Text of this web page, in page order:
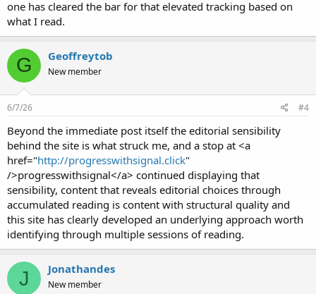
one has cleared the bar for that elevated tracking based on
what I read.
G Geoffreytob
New member
6/7/26 #4
Beyond the immediate post itself the editorial sensibility
behind the site is what struck me, and a stop at <a
href="http://progresswithsignal.click"
/>progresswithsignal</a> continued displaying that
sensibility, content that reveals editorial choices through
accumulated reading is content with structural quality and
this site has clearly developed an underlying approach worth
identifying through multiple sessions of reading.
J Jonathandes
New member